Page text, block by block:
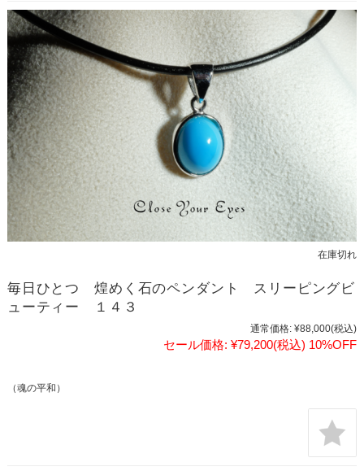
在庫切れ
毎日ひとつ 煌めく石のペンダント スリーピングビ
ューティー １４３
通常価格: ¥88,000(税込)
セール価格: ¥79,200(税込) 10%OFF
（魂の平和）